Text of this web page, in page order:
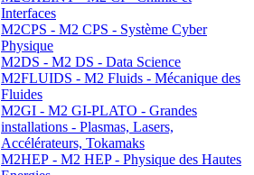
Interfaces
M2CPS - M2 CPS - Système Cyber
Physique
M2DS - M2 DS - Data Science
M2FLUIDS - M2 Fluids - Mécanique des
Fluides
M2GI - M2 GI-PLATO - Grandes
installations - Plasmas, Lasers,
Accélérateurs, Tokamaks
M2HEP - M2 HEP - Physique des Hautes